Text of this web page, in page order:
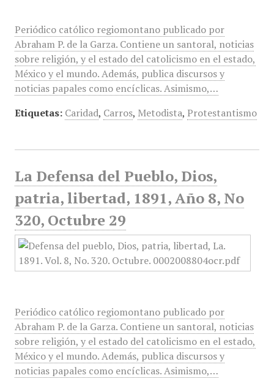
Periódico católico regiomontano publicado por
Abraham P. de la Garza. Contiene un santoral, noticias
sobre religión, y el estado del catolicismo en el estado,
México y el mundo. Además, publica discursos y
noticias papales como encíclicas. Asimismo,…
Etiquetas: Caridad, Carros, Metodista, Protestantismo
La Defensa del Pueblo, Dios,
patria, libertad, 1891, Año 8, No
320, Octubre 29
Periódico católico regiomontano publicado por
Abraham P. de la Garza. Contiene un santoral, noticias
sobre religión, y el estado del catolicismo en el estado,
México y el mundo. Además, publica discursos y
noticias papales como encíclicas. Asimismo,…